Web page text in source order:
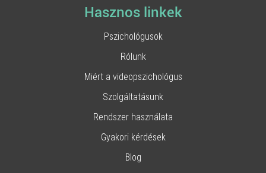
Hasznos linkek
Pszichológusok
Rólunk
Miért a videopszichológus
Szolgáltatásunk
Rendszer használata
Gyakori kérdések
Blog